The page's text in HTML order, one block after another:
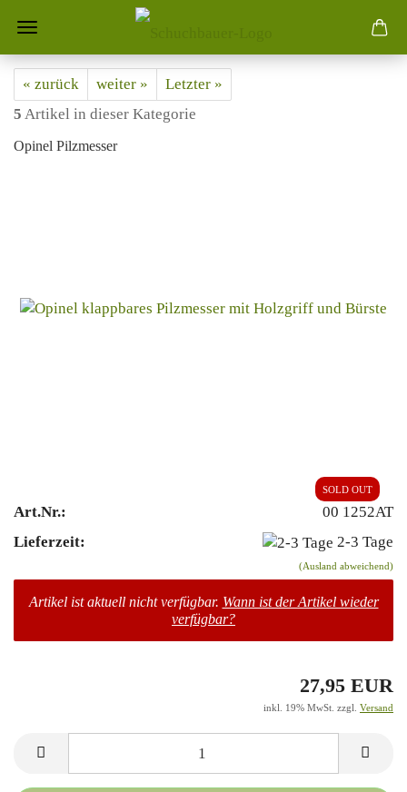
« zurück weiter »
Letzter »
5 Artikel in dieser Kategorie
Opinel Pilzmesser
SOLD OUT
Art.Nr.:
00 1252AT
Lieferzeit:
2-3 Tage
(Ausland abweichend)
Artikel ist aktuell nicht verfügbar. Wann ist der Artikel wieder
verfügbar?
27,95 EUR
inkl. 19% MwSt. zzgl. Versand